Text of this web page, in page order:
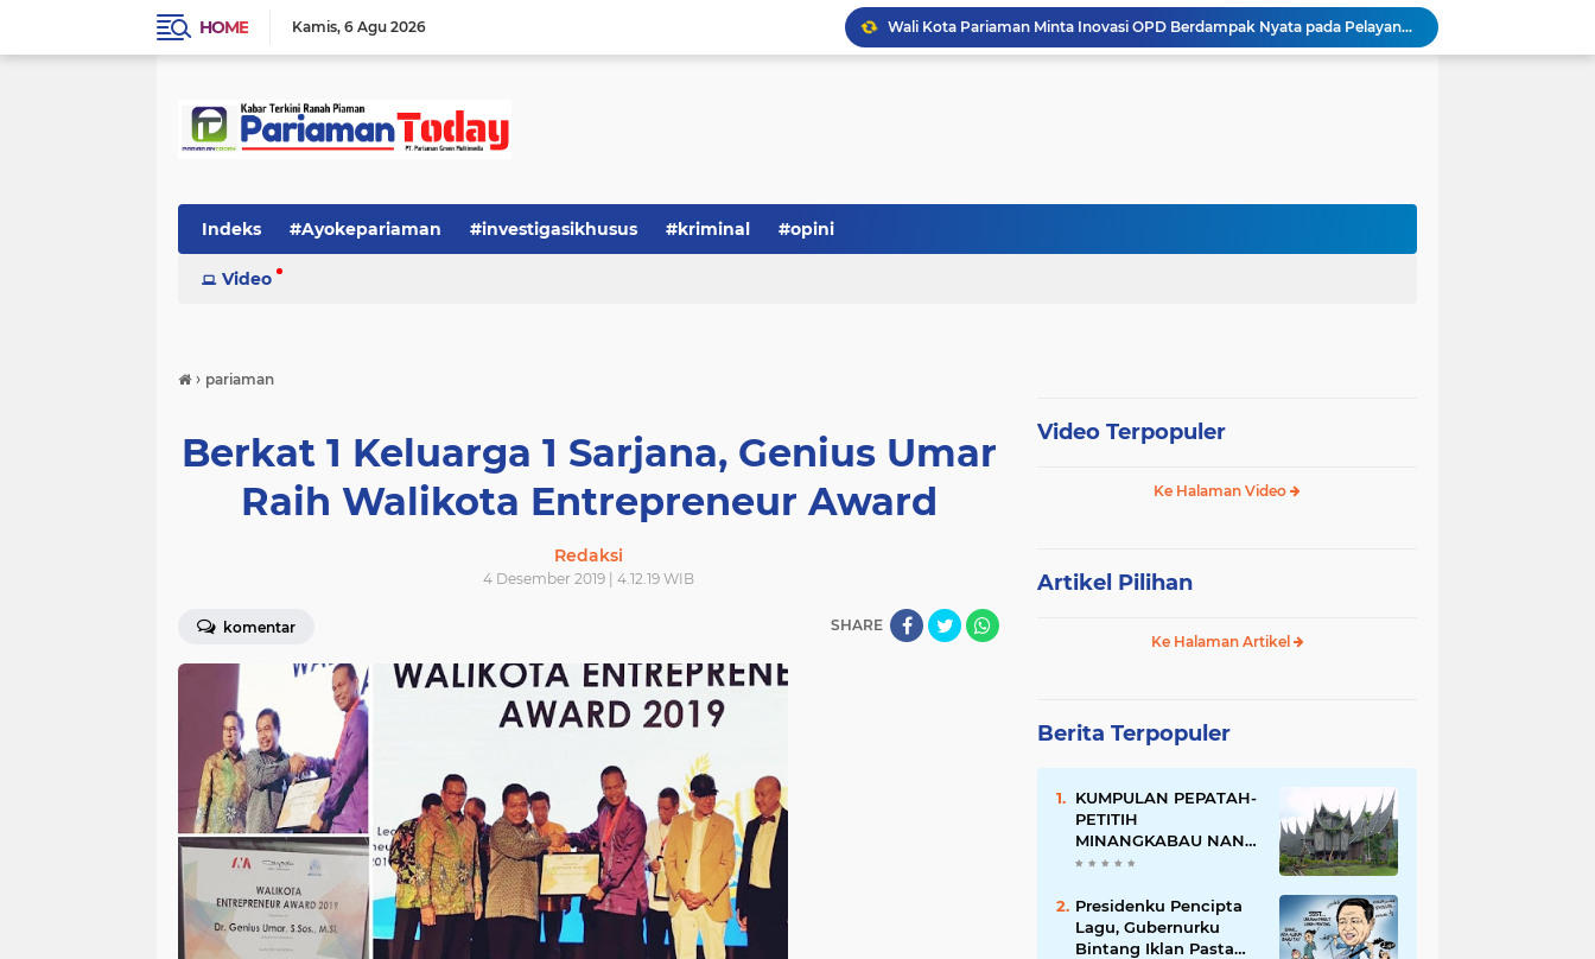
HOME Kamis 6 Agu 2026 Wali Kota Pariaman Minta Inovasi OPD Berdampak Nyata pada Pelayanan Publik
Pemkot Pariaman Resmikan TPA Bunda PAUD untuk Dukung Pengasuhan Anak ASN
Wali Kota Pariaman Ajukan Rancangan KUA-PPAS APBD 2027, Pendapatan Diproyeksikan Rp626,1 Miliar
Indeks #Ayokepariaman #investigasikhusus #kriminal #opini
Video
› pariaman
Berkat 1 Keluarga 1 Sarjana, Genius Umar
Raih Walikota Entrepreneur Award
Redaksi
4 Desember 2019 | 4.12.19 WIB
komentar SHARE
Video Terpopuler
Ke Halaman Video
Artikel Pilihan
Ke Halaman Artikel
Berita Terpopuler
KUMPULAN PEPATAH-
PETITIH
MINANGKABAU NAN
ELOK
Presidenku Pencipta
Lagu, Gubernurku
Bintang Iklan Pasta